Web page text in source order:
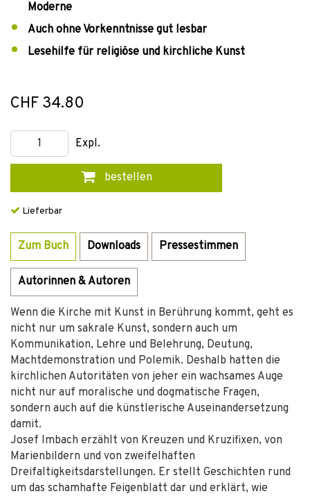
Moderne
Auch ohne Vorkenntnisse gut lesbar
Lesehilfe für religiöse und kirchliche Kunst
CHF 34.80
Expl.
bestellen
Lieferbar
Zum Buch Downloads Pressestimmen
Autorinnen & Autoren
Wenn die Kirche mit Kunst in Berührung kommt, geht es
nicht nur um sakrale Kunst, sondern auch um
Kommunikation, Lehre und Belehrung, Deutung,
Machtdemonstration und Polemik. Deshalb hatten die
kirchlichen Autoritäten von jeher ein wachsames Auge
nicht nur auf moralische und dogmatische Fragen,
sondern auch auf die künstlerische Auseinandersetzung
damit.
Josef Imbach erzählt von Kreuzen und Kruzifixen, von
Marienbildern und von zweifelhaften
Dreifaltigkeitsdarstellungen. Er stellt Geschichten rund
um das schamhafte Feigenblatt dar und erklärt, wie